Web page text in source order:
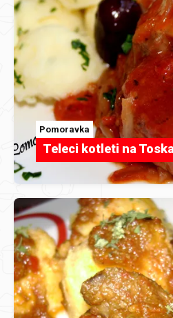
Pomoravka
Teleci kotleti na